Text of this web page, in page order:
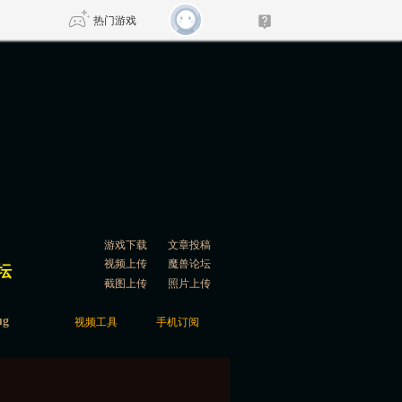
热门游戏
游戏下载
文章投稿
视频上传
魔兽论坛
截图上传
照片上传
视频工具 手机订阅